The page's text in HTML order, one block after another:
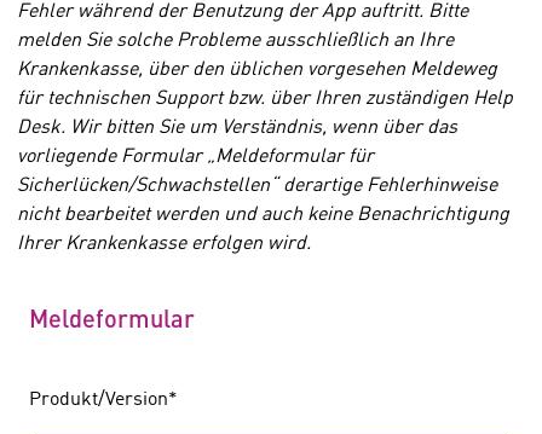
Fehler während der Benutzung der App auftritt. Bitte
melden Sie solche Probleme ausschließlich an Ihre
Krankenkasse, über den üblichen vorgesehen Meldeweg
für technischen Support bzw. über Ihren zuständigen Help
Desk. Wir bitten Sie um Verständnis, wenn über das
vorliegende Formular „Meldeformular für
Sicherlücken/Schwachstellen“ derartige Fehlerhinweise
nicht bearbeitet werden und auch keine Benachrichtigung
Ihrer Krankenkasse erfolgen wird.
Meldeformular
Produkt/Version*